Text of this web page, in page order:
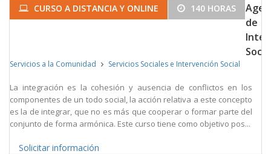
CURSO A DISTANCIA Y ONLINE 140 HORAS
de
Servicios a la Comunidad Servicios Sociales e Intervención Social
La integración es la cohesión y ausencia de conflictos en los
componentes de un todo social, la acción relativa a este concepto
es la de integrar, que no es más que cooperar o formar parte del
conjunto de forma armónica. Este curso tiene como objetivo pos...
Solicitar información